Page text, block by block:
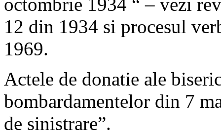
octombrie 1934 “ – vezi
12 din 1934 si procesul
1969.
Actele de donatie ale
bombardamentelor din 7
de sinistrare”.